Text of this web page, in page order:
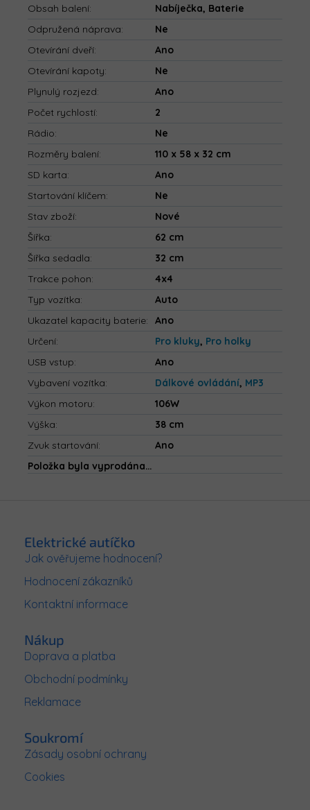
Obsah balení:
Nabíječka, Baterie
Odpružená náprava:
Ne
Otevírání dveří:
Ano
Otevírání kapoty:
Ne
Plynulý rozjezd:
Ano
Počet rychlostí:
2
Rádio:
Ne
Rozměry balení:
110 x 58 x 32 cm
SD karta:
Ano
Startování klíčem:
Ne
Stav zboží:
Nové
Šířka:
62 cm
Šířka sedadla:
32 cm
Trakce pohon:
4x4
Typ vozítka:
Auto
Ukazatel kapacity baterie:
Ano
Určení: Pro kluky, Pro holky
USB vstup:
Ano
Vybavení vozítka: Dálkové ovládání, MP3
Výkon motoru:
106W
Výška:
38 cm
Zvuk startování:
Ano
Položka byla vyprodána…
Elektrické autíčko
Jak ověřujeme hodnocení?
Hodnocení zákazníků
Kontaktní informace
Nákup
Doprava a platba
Obchodní podmínky
Reklamace
Soukromí
Zásady osobní ochrany
Cookies